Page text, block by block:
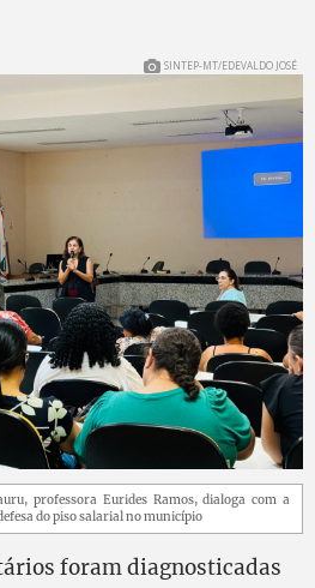
SINTEP-MT/EDEVALDO JOSÉ
professora Eurides Ramos, dialoga com a
do piso salarial no município
foram diagnosticadas